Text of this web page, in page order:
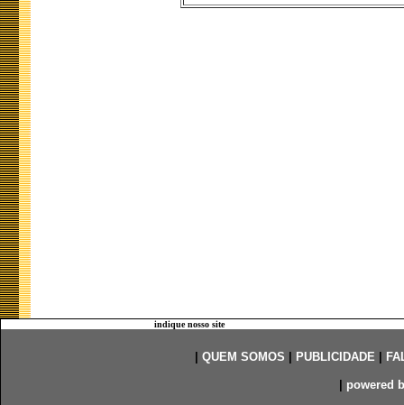
indique nosso site
QUEM SOMOS PUBLICIDADE|
powered